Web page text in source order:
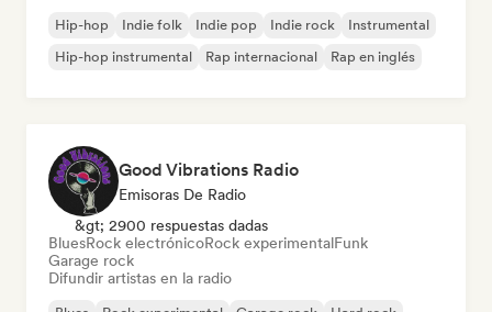
Hip-hop Indie folk Indie pop Indie rock
Instrumental
Hip-hop instrumental
Rap internacional Rap en inglés
Good Vibrations Radio
Emisoras De Radio
&gt; 2900 respuestas dadas
BluesRock electrónicoRock experimentalFunk
Garage rock
Difundir artistas en la radio